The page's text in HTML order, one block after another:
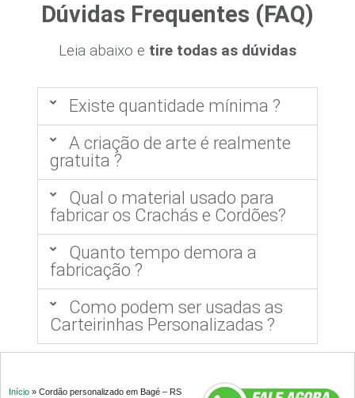
Dúvidas Frequentes (FAQ)
Leia abaixo e tire todas as dúvidas
Existe quantidade mínima ?
A criação de arte é realmente
gratuita ?
Qual o material usado para
fabricar os Crachás e Cordões?
Quanto tempo demora a
fabricação ?
Como podem ser usadas as
Carteirinhas Personalizadas ?
Início » Cordão personalizado em Bagé – RS